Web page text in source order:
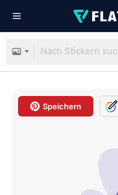
Speichern